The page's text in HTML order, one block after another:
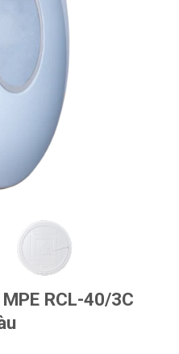
RCL-40/3C